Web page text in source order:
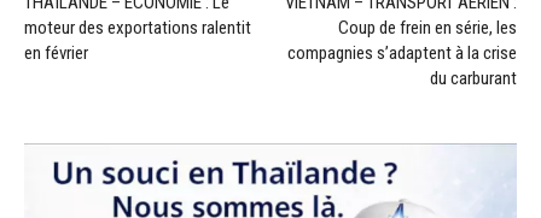
moteur des exportations ralentit
en février
Coup de frein en série, les
compagnies s’adaptent à la crise
du carburant